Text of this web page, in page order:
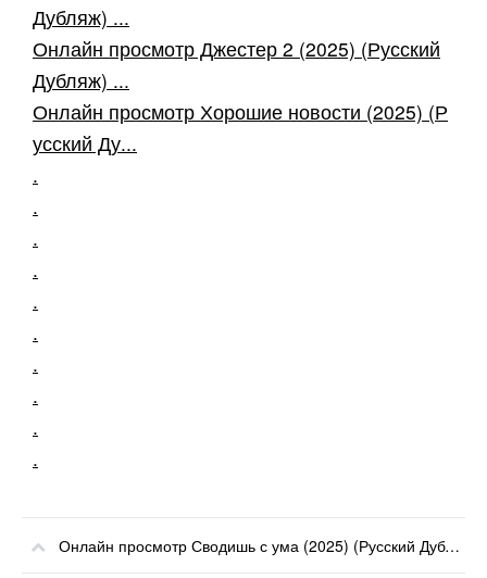
Дубляж) ...
Онлайн просмотр Джестер 2 (2025) (Русский
Дубляж) ...
Онлайн просмотр Хорошие новости (2025) (Р
усский Ду...
.
.
.
.
.
.
.
.
.
.
Онлайн просмотр Сводишь с ума (2025) (Русский Дубляж) онлайн